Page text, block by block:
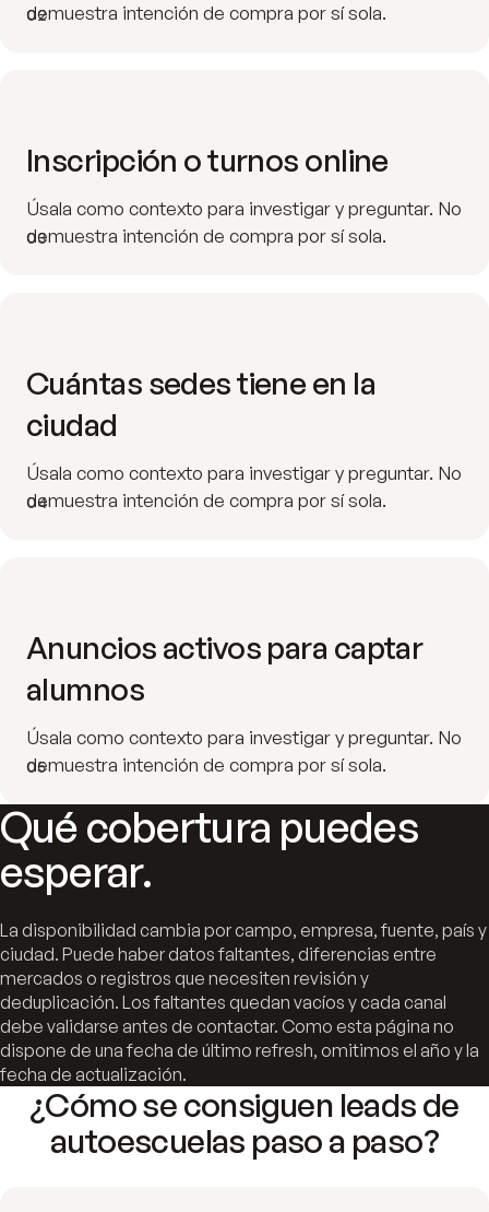
02
demuestra intención de compra por sí sola.
03
Inscripción o turnos online
Úsala como contexto para investigar y preguntar. No
demuestra intención de compra por sí sola.
04
Cuántas sedes tiene en la
ciudad
Úsala como contexto para investigar y preguntar. No
demuestra intención de compra por sí sola.
05
Anuncios activos para captar
alumnos
Úsala como contexto para investigar y preguntar. No
demuestra intención de compra por sí sola.
Qué cobertura puedes
esperar.
La disponibilidad cambia por campo, empresa, fuente, país y
ciudad. Puede haber datos faltantes, diferencias entre
mercados o registros que necesiten revisión y
deduplicación. Los faltantes quedan vacíos y cada canal
debe validarse antes de contactar. Como esta página no
dispone de una fecha de último refresh, omitimos el año y la
fecha de actualización.
¿Cómo se consiguen leads de
autoescuelas paso a paso?